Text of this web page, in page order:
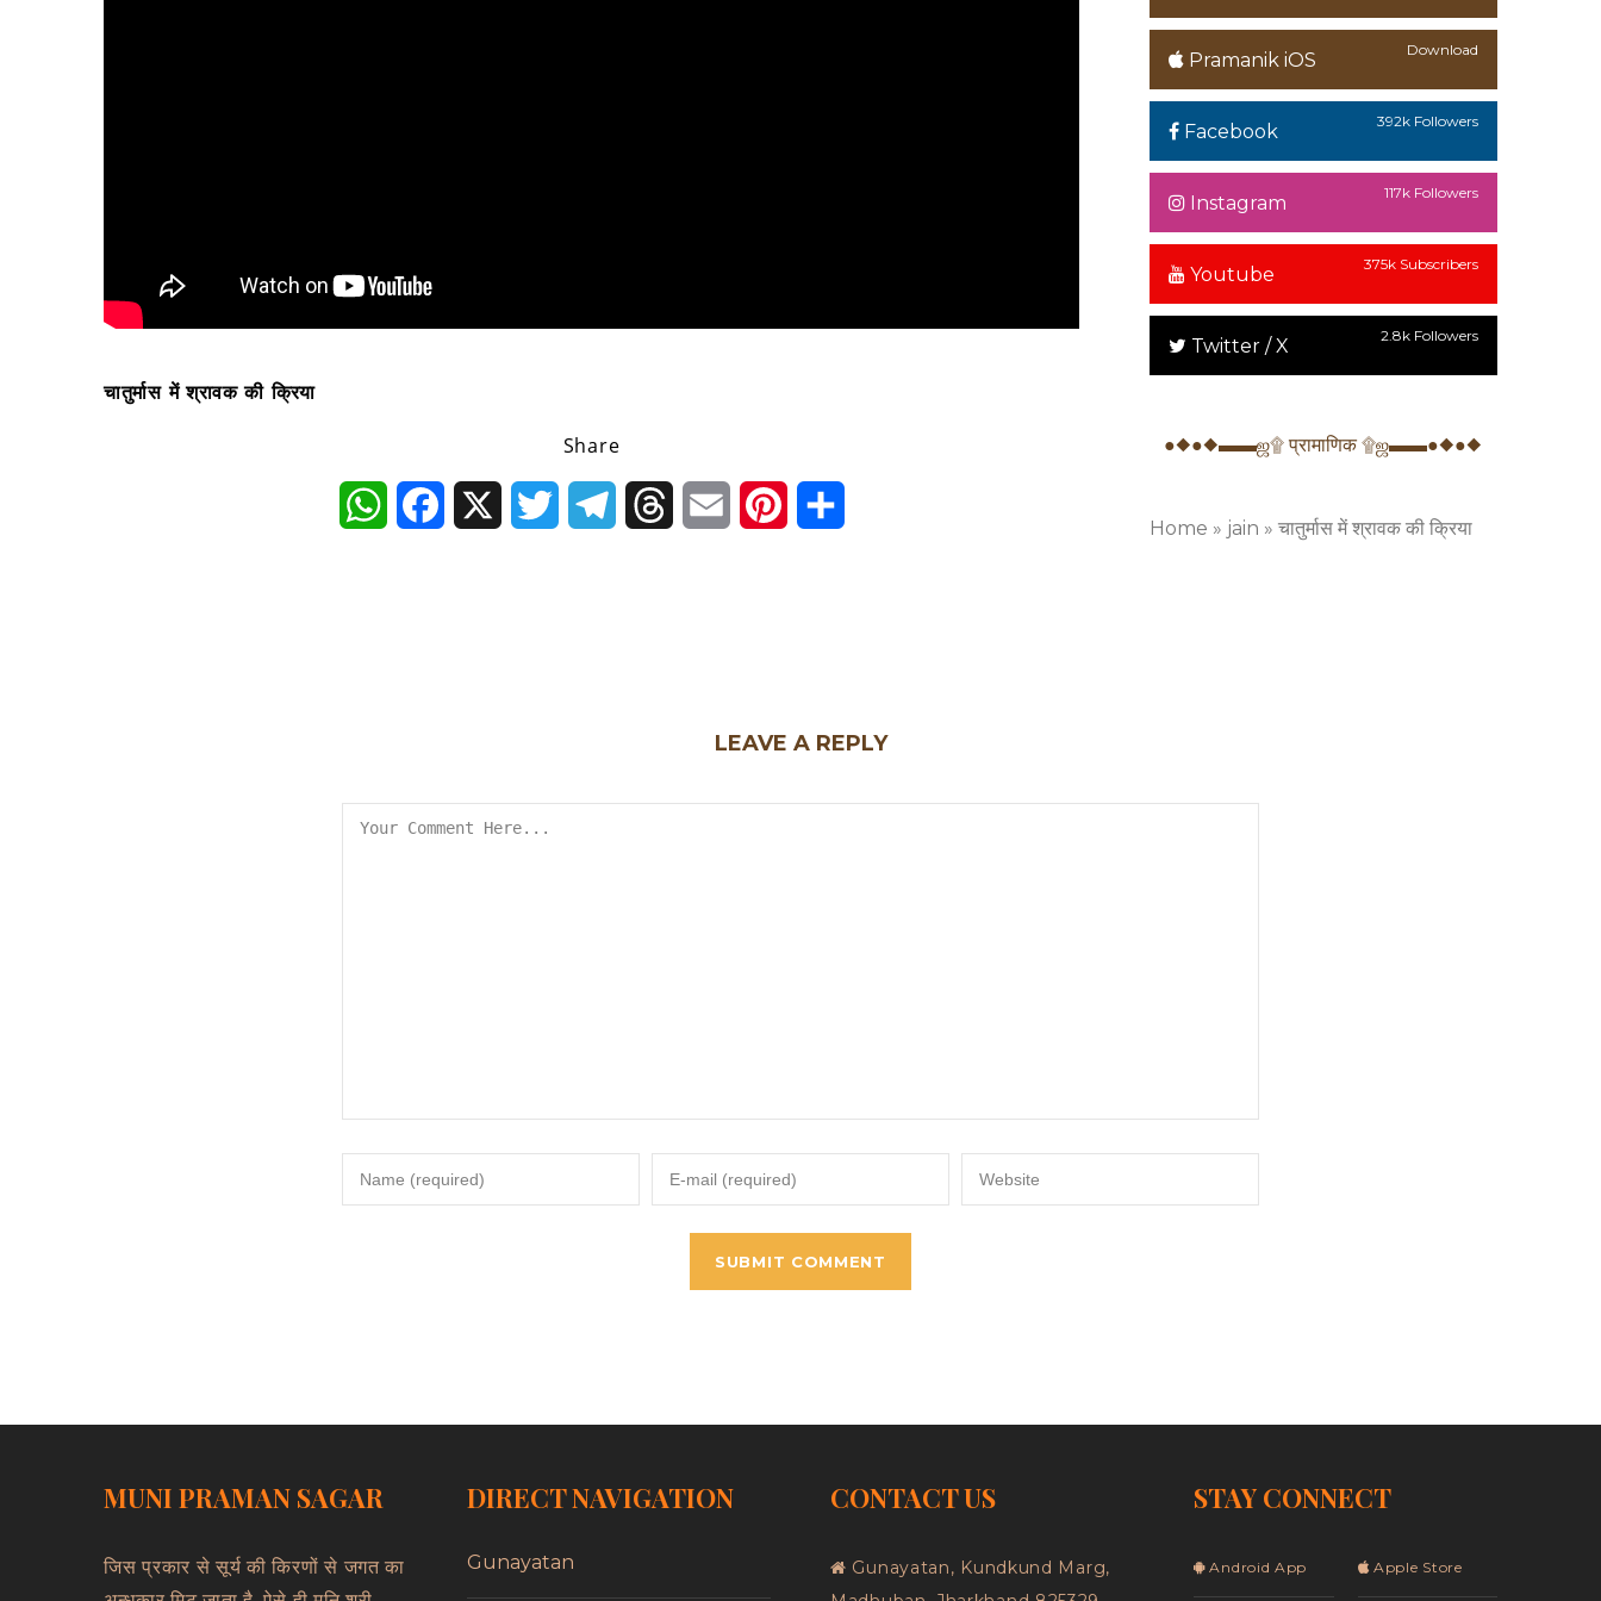
चातुर्मास में श्रावक की क्रिया
Share
WhatsAppFacebook Twitter TelegramThreadsEmail Pinterest
Pramanik iOS Download
Facebook 392k Followers
Instagram 117k Followers
Youtube 375k Subscribers
Twitter / X 2.8k Followers
●◆●◆▬▬ஜ۩ प्रामाणिक ۩ஜ▬▬●◆●◆
Home » jain » चातुर्मास में श्रावक की क्रिया
LEAVE A REPLY
MUNI PRAMAN SAGAR
जिस प्रकार से सूर्य की किरणों से जगत का
DIRECT NAVIGATION
Gunayatan
CONTACT US
Gunayatan, Kundkund Marg,
STAY CONNECT
Android App Apple Store